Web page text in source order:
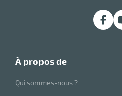
à propos de
Qui sommes-nous ?